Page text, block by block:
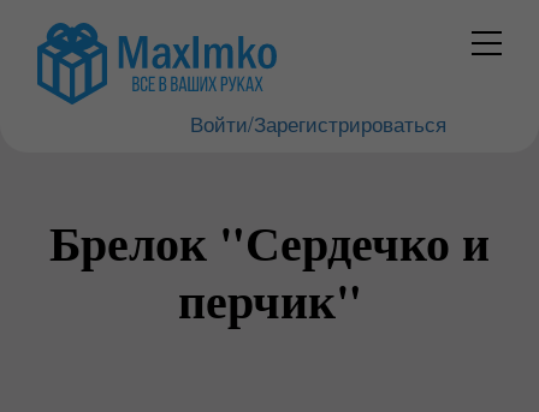
Войти/Зарегистрироваться
Брелок "Сердечко и
перчик"